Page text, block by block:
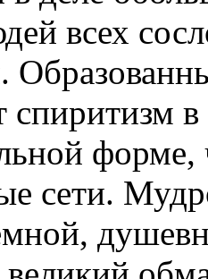
всех
спиритизм
сети.